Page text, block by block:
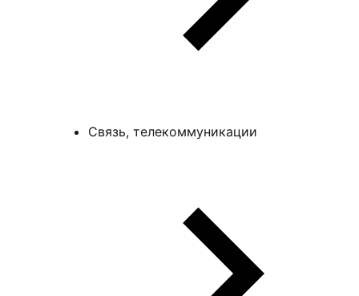
Связь, телекоммуникации